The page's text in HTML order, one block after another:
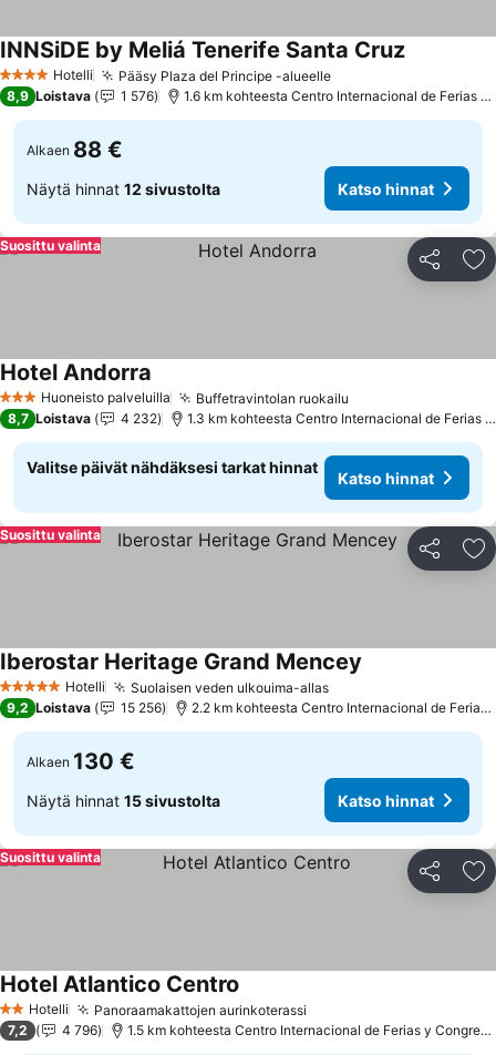
4 Tähtiluokitus
Hotelli Pääsy Plaza del Principe -alueelleKatso hinnat
INNSiDE by Meliá Tenerife Santa CruzKatso
8,9 Loistava 1 576 1.6 km kohteesta Centro Internacional de Ferias y
Alkaen 88 €
Näytä hinnat 12 sivustolta Katso hinnat
Jaa
Suosittu valinta
3 Tähtiluokitus
Huoneisto palveluilla Buffetravintolan ruokailu
Hotel Andorra
8,7 Loistava 4 232 1.3 km kohteesta Centro Internacional de Ferias
Valitse päivät nähdäksesi tarkat hinnat
Katso hinnat
Jaa
Suosittu valinta
5 Tähtiluokitus
Hotelli Suolaisen veden ulkouima-allasKatso hinnat
Iberostar Heritage Grand Mencey
9,2 Loistava 15 256 2.2 km kohteesta Centro Internacional de Ferias
Alkaen 130 €
Näytä hinnat 15 sivustolta Katso hinnat
Jaa
Suosittu valinta
2 Tähtiluokitus
Hotelli Panoraamakattojen aurinkoterassi
Hotel Atlantico Centro
7,2 4 796 1.5 km kohteesta Centro Internacional de Ferias y